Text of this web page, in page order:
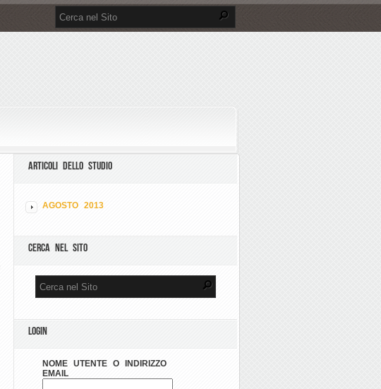
ARTICOLI DELLO STUDIO
AGOSTO 2013
CERCA NEL SITO
LOGIN
NOME UTENTE O INDIRIZZO
EMAIL